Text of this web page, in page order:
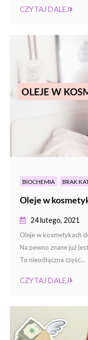
CZYTAJ DALEJ
BIOCHEMIA BRAK
Oleje w
24 lutego, 2021
Oleje w kosmetykach
Na pewno znane już
To nieodłączna część...
CZYTAJ DALEJ